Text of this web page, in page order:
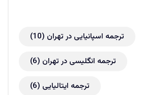
ترجمه اسپانیایی در تهران (10)
ترجمه انگلیسی در تهران (6)
ترجمه ایتالیایی (6)